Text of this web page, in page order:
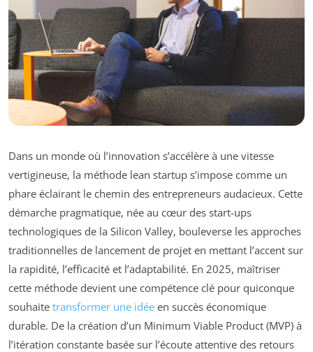
Dans un monde où l’innovation s’accélère à une vitesse
vertigineuse, la méthode lean startup s’impose comme un
phare éclairant le chemin des entrepreneurs audacieux. Cette
démarche pragmatique, née au cœur des start-ups
technologiques de la Silicon Valley, bouleverse les approches
traditionnelles de lancement de projet en mettant l’accent sur
la rapidité, l’efficacité et l’adaptabilité. En 2025, maîtriser
cette méthode devient une compétence clé pour quiconque
souhaite transformer une idée en succès économique
durable. De la création d’un Minimum Viable Product (MVP) à
l’itération constante basée sur l’écoute attentive des retours